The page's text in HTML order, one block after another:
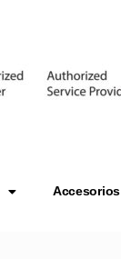
Accesorios